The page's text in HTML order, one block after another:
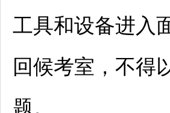
工具和设备进入
回候考室，不得
题。